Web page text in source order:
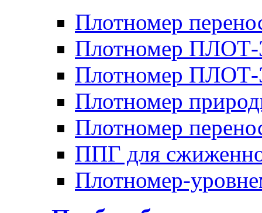
Плотномер
Плотномер
Плотномер
Плотномер
Плотномер
ППГ для
Плотномер-